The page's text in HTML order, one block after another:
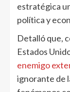
estratégica
política y
Detalló que,
Estados
enemigo
ignorante de